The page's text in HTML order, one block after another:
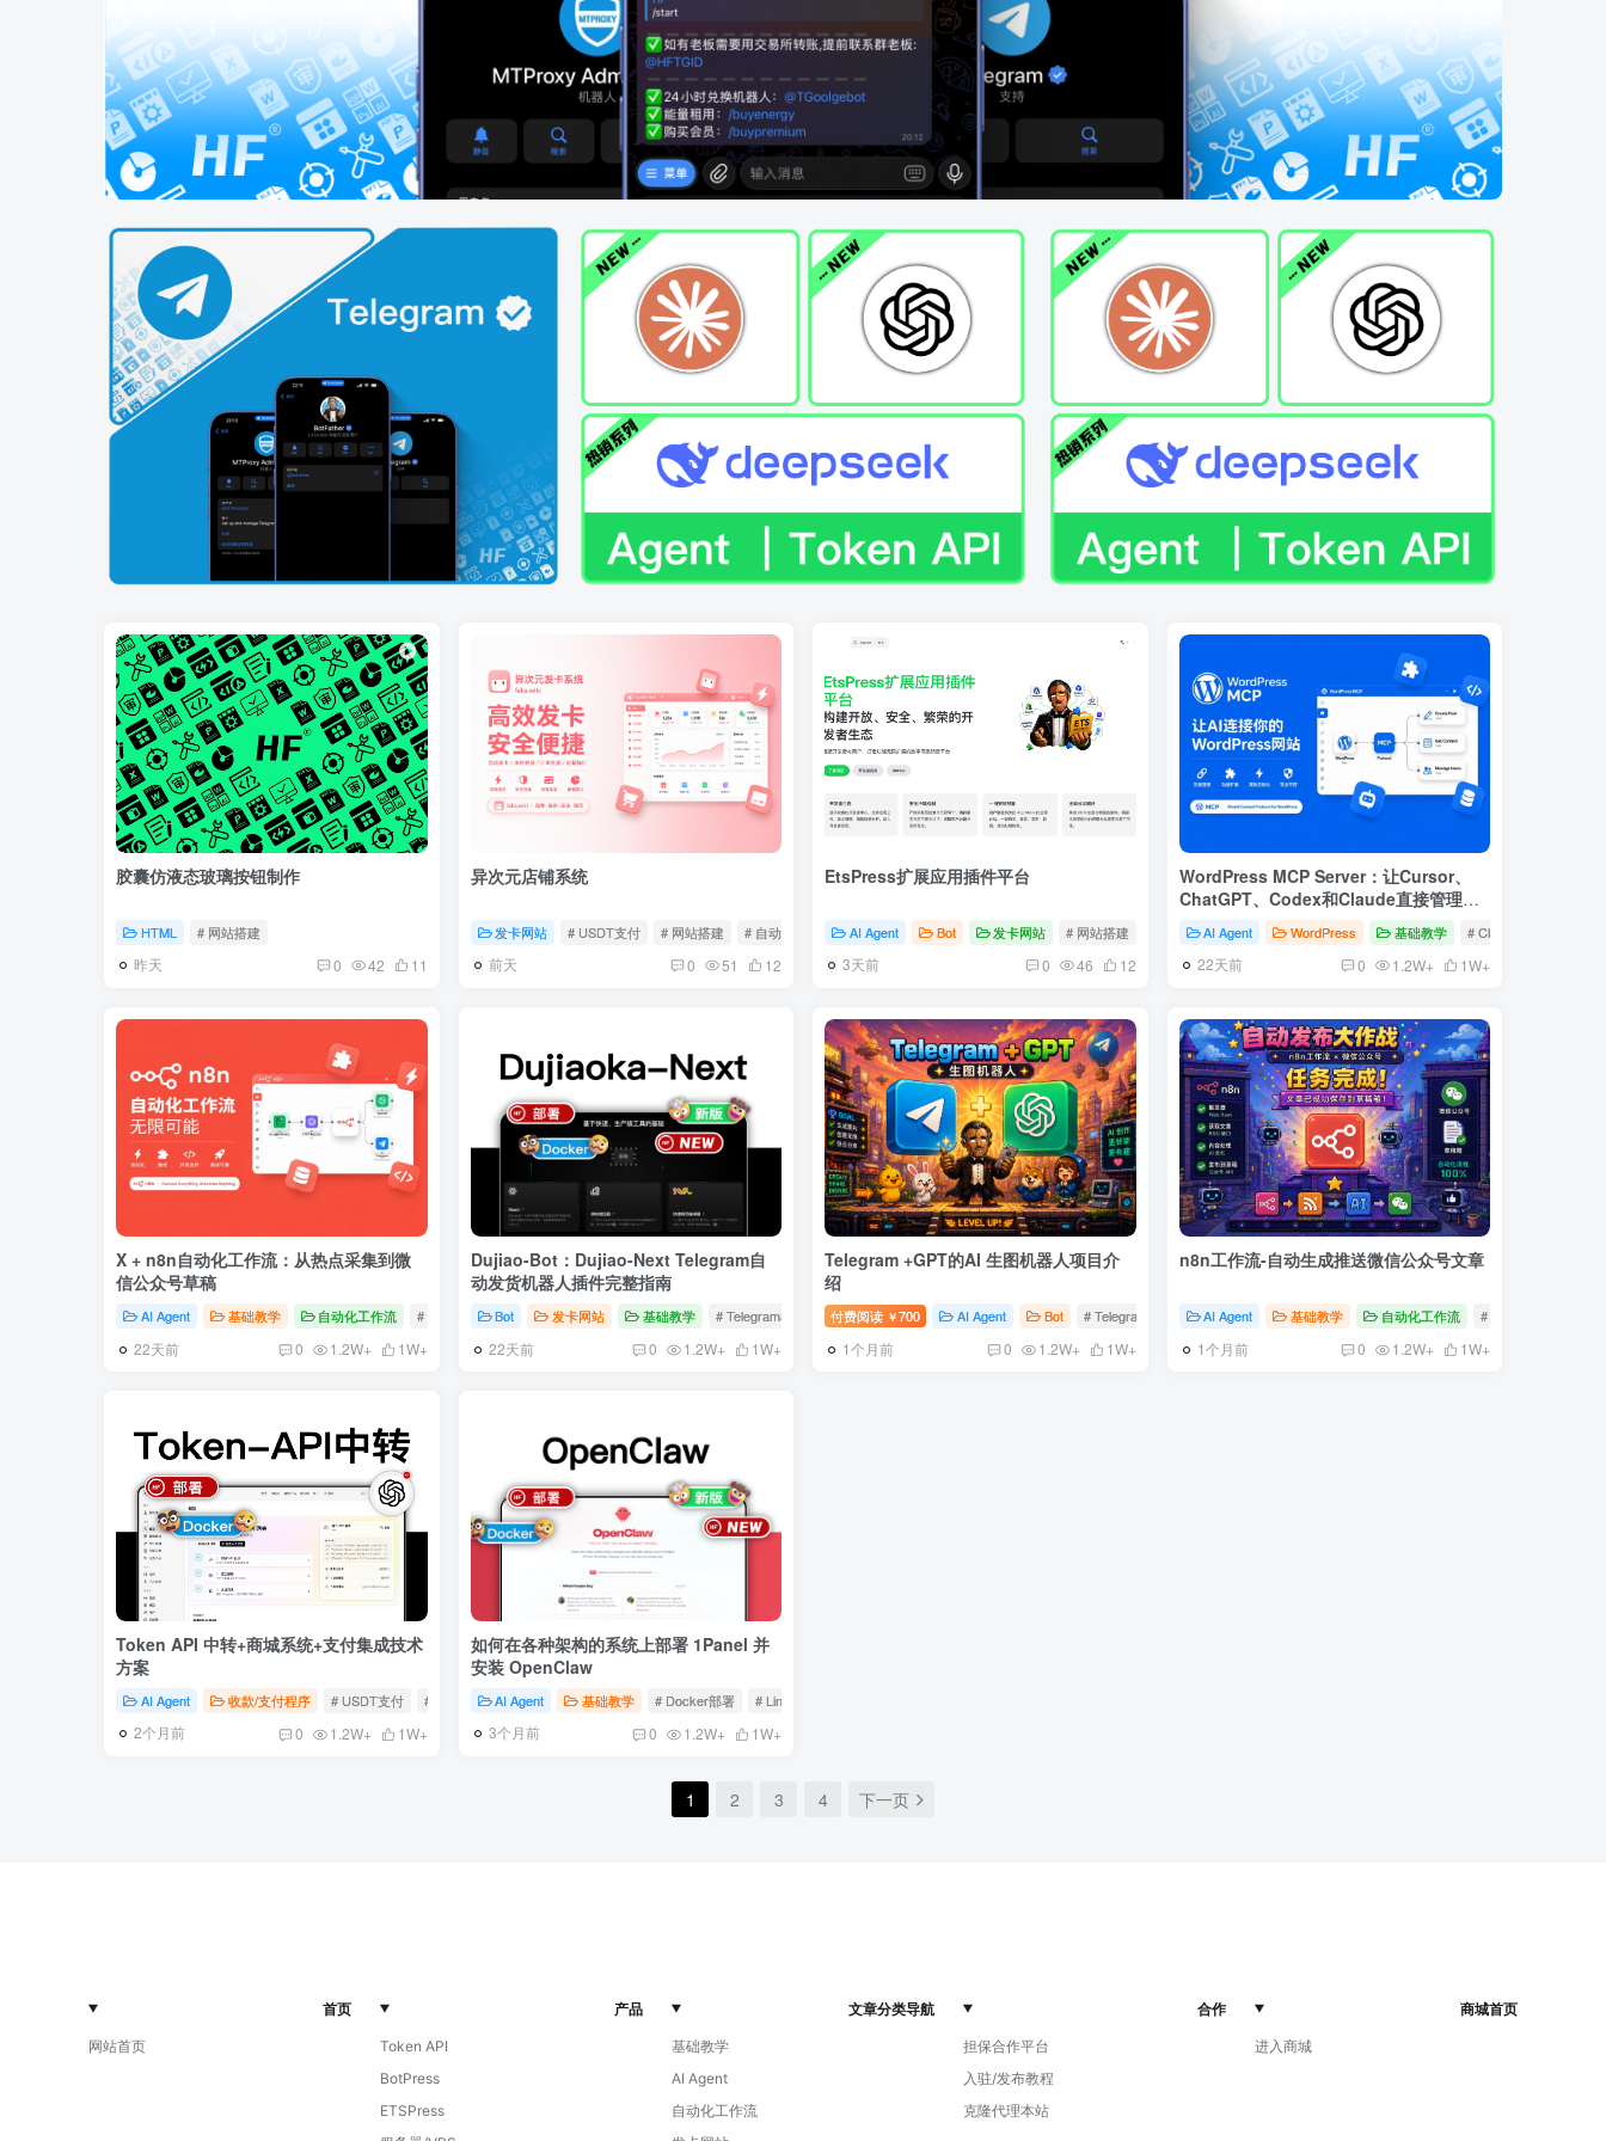
胶囊仿液态玻璃按钮制作
HTML # 网站搭建
昨天 0 42 11
异次元店铺系统
发卡网站 # USDT支付 # 网站搭建 # 自动发货
前天 0 51 12
EtsPress扩展应用插件平台
AI Agent Bot 发卡网站 # 网站搭建 # Docker部署 # 自动发货
3天前 0 46 12
WordPress MCP Server：让Cursor、
ChatGPT、Codex和Claude直接管理网
AI Agent WordPress 基础教学 # ChatGPT
22天前 0 1.2W+ 1W+
X + n8n自动化工作流：从热点采集到微
信公众号草稿
AI Agent 基础教学 自动化工作流 # n8n # Horizon # AI自动化
22天前 0 1.2W+ 1W+
Dujiao-Bot：Dujiao-Next Telegram自
动发货机器人插件完整指南
Bot 发卡网站 基础教学 # Telegram机器人 # Docker部署 # 自动发货
22天前 0 1.2W+ 1W+
Telegram +GPT的AI 生图机器人项目介
绍
付费阅读 ￥700 AI Agent Bot # Telegram机器人 # USDT支付 # AI工具
1个月前 0 1.2W+ 1W+
n8n工作流-自动生成推送微信公众号文章
AI Agent 基础教学 自动化工作流 # n8n
1个月前 0 1.2W+ 1W+
Token API 中转+商城系统+支付集成技术
方案
AI Agent 收款/支付程序 # USDT支付 # AI工具 # 支付系统
2个月前 0 1.2W+ 1W+
如何在各种架构的系统上部署 1Panel 并
安装 OpenClaw
AI Agent 基础教学 # Docker部署 # Linux服务器
3个月前 0 1.2W+ 1W+
1 2 3 4 下一页
首页
网站首页
产品
Token API
BotPress
ETSPress
文章分类导航
基础教学
AI Agent
自动化工作流
合作
担保合作平台
入驻/发布教程
克隆代理本站
商城首页
进入商城